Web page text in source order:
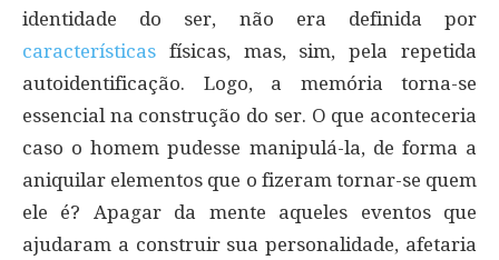
identidade do ser, não era definida por
características físicas, mas, sim, pela repetida
autoidentificação. Logo, a memória torna-se
essencial na construção do ser. O que aconteceria
caso o homem pudesse manipulá-la, de forma a
aniquilar elementos que o fizeram tornar-se quem
ele é? Apagar da mente aqueles eventos que
ajudaram a construir sua personalidade, afetaria